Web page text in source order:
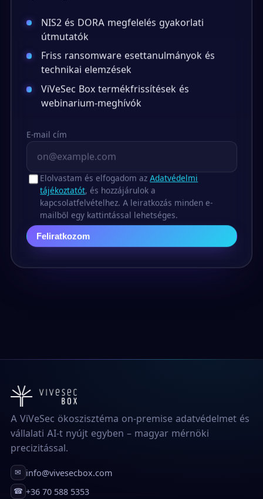
NIS2 és DORA megfelelés gyakorlati
útmutatók
Friss ransomware esettanulmányok és
technikai elemzések
ViVeSec Box termékfrissítések és
webinarium-meghívók
E-mail cím
Elolvastam és elfogadom az Adatvédelmi
tájékoztatót, és hozzájárulok a
kapcsolatfelvételhez. A leiratkozás minden e-
mailből egy kattintással lehetséges.
Feliratkozom
A ViVeSec ökoszisztéma on-premise adatvédelmet és
vállalati AI-t nyújt egyben – magyar mérnöki
precizitással.
✉ info@vivesecbox.com
☎ +36 70 588 5353